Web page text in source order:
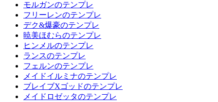
モルガンのテンプレ
フリーレンのテンプレ
デク&爆豪のテンプレ
暁美ほむらのテンプレ
ヒンメルのテンプレ
ランスのテンプレ
フェルンのテンプレ
メイドイルミナのテンプレ
ブレイブXゴッドのテンプレ
メイドロゼッタのテンプレ